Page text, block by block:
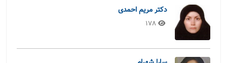
دکتر مریم احمدی
178